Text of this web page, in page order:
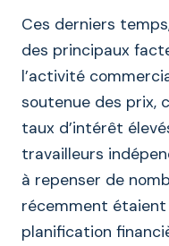
Ces derniers
des principaux
l’activité
soutenue des prix,
taux d’intérêt
travailleurs
à repenser de
récemment étaient
planification